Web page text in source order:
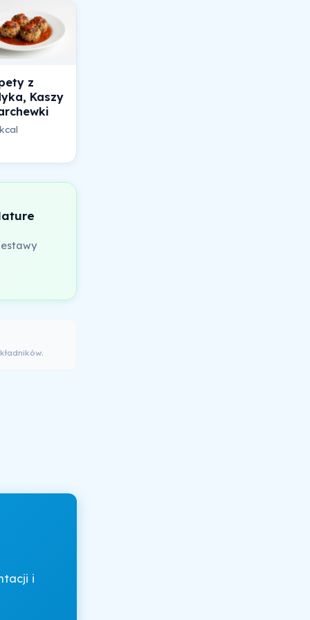
z
Kaszy
i